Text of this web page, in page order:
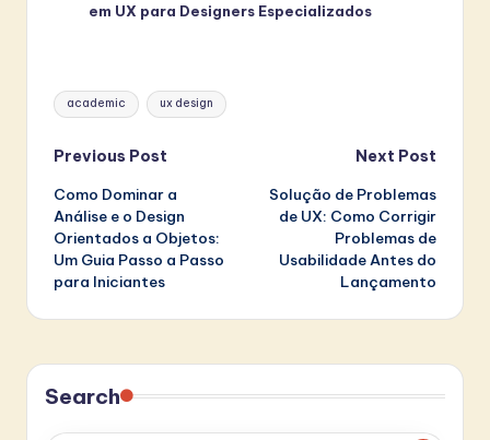
em UX para Designers Especializados
Tags:
academic ux design
Post
navigation
Previous Post
Como Dominar a
Análise e o Design
Orientados a Objetos:
Um Guia Passo a Passo
para Iniciantes
Next Post
Solução de Problemas
de UX: Como Corrigir
Problemas de
Usabilidade Antes do
Lançamento
Search